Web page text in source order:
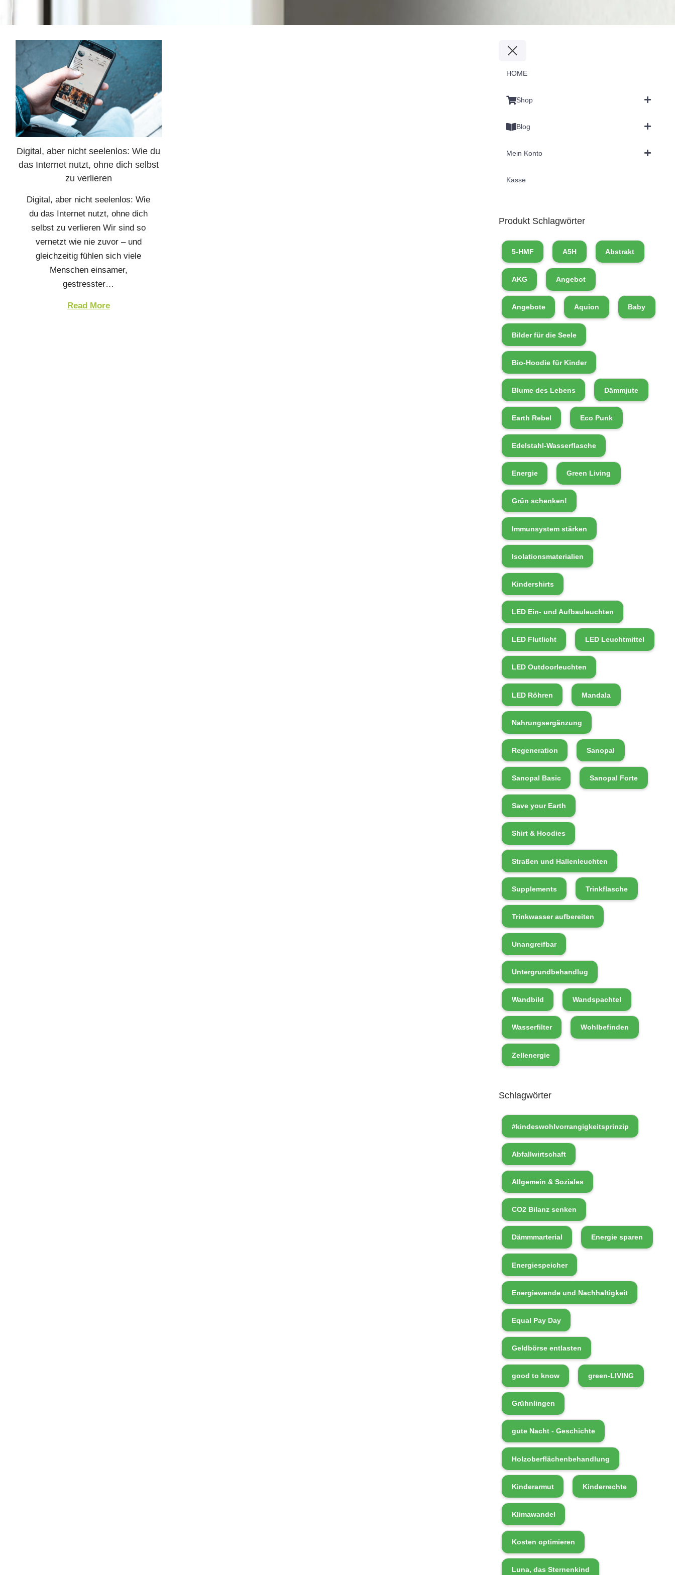
Digital, aber nicht seelenlos: Wie du
das Internet nutzt, ohne dich selbst
zu verlieren
Digital, aber nicht seelenlos: Wie
du das Internet nutzt, ohne dich
selbst zu verlieren Wir sind so
vernetzt wie nie zuvor – und
gleichzeitig fühlen sich viele
Menschen einsamer,
gestresster…
Read More
HOME
Shop
Blog
Mein Konto
Kasse
Produkt Schlagwörter
5-HMF A5H Abstrakt
AKG Angebot
Angebote Aquion Baby
Bilder für die Seele
Bio-Hoodie für Kinder
Blume des Lebens Dämmjute
Earth Rebel Eco Punk
Edelstahl-Wasserflasche
Energie Green Living
Grün schenken!
Immunsystem stärken
Isolationsmaterialien
Kindershirts
LED Ein- und Aufbauleuchten
LED Flutlicht LED Leuchtmittel
LED Outdoorleuchten
LED Röhren Mandala
Nahrungsergänzung
Regeneration Sanopal
Sanopal Basic Sanopal Forte
Save your Earth
Shirt & Hoodies
Straßen und Hallenleuchten
Supplements Trinkflasche
Trinkwasser aufbereiten
Unangreifbar
Untergrundbehandlug
Wandbild Wandspachtel
Wasserfilter Wohlbefinden
Zellenergie
Schlagwörter
#kindeswohlvorrangigkeitsprinzip
Abfallwirtschaft
Allgemein & Soziales
CO2 Bilanz senken
Dämmmarterial Energie sparen
Energiespeicher
Energiewende und Nachhaltigkeit
Equal Pay Day
Geldbörse entlasten
good to know green-LIVING
Grühnlingen
gute Nacht - Geschichte
Holzoberflächenbehandlung
Kinderarmut Kinderrechte
Klimawandel
Kosten optimieren
Luna, das Sternenkind